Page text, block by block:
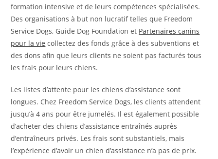
formation intensive et de leurs compétences spécialisées.
Des organisations à but non lucratif telles que Freedom
Service Dogs, Guide Dog Foundation et Partenaires canins
pour la vie collectez des fonds grâce à des subventions et
des dons afin que leurs clients ne soient pas facturés tous
les frais pour leurs chiens.
Les listes d’attente pour les chiens d’assistance sont
longues. Chez Freedom Service Dogs, les clients attendent
jusqu’à 4 ans pour être jumelés. Il est également possible
d’acheter des chiens d’assistance entraînés auprès
d’entraîneurs privés. Les frais sont substantiels, mais
l’expérience d’avoir un chien d’assistance n’a pas de prix.